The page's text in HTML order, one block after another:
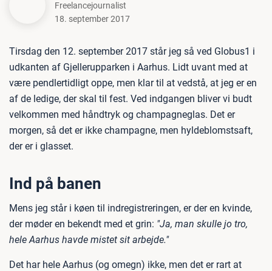
Freelancejournalist
18. september 2017
Tirsdag den 12. september 2017 står jeg så ved Globus1 i
udkanten af Gjellerupparken i Aarhus. Lidt uvant med at
være pendlertidligt oppe, men klar til at vedstå, at jeg er en
af de ledige, der skal til fest. Ved indgangen bliver vi budt
velkommen med håndtryk og champagneglas. Det er
morgen, så det er ikke champagne, men hyldeblomstsaft,
der er i glasset.
Ind på banen
Mens jeg står i køen til indregistreringen, er der en kvinde,
der møder en bekendt med et grin: "Ja, man skulle jo tro,
hele Aarhus havde mistet sit arbejde."
Det har hele Aarhus (og omegn) ikke, men det er rart at